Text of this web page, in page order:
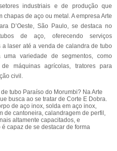
industriais e de produção que
de aço ou metal. A empresa Arte
D’Oeste, São Paulo, se destaca no
de aço, oferecendo serviços
laser até a venda de calandra de tubo
variedade de segmentos, como
de máquinas agrícolas, tratores para
civil.
tubo Paraíso do Morumbi? Na Arte
busca ao se tratar de Corte E Dobra.
de aço inox, solda em aço inox,
de cantoneira, calandragem de perfil,
altamente capacitados, e
capaz de se destacar de forma